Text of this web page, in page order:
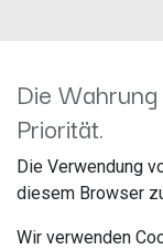
Kein Produkt
Die
Priorität.
Die Verwendung
diesem Browser
Wir verwenden